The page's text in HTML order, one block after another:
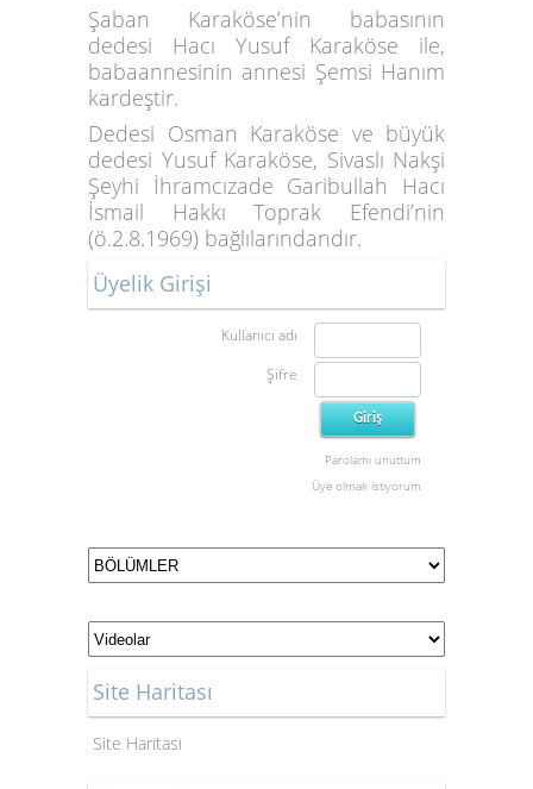
Şaban Karaköse’nin babasının
dedesi Hacı Yusuf Karaköse ile,
babaannesinin annesi Şemsi Hanım
kardeştir.
Dedesi Osman Karaköse ve büyük
dedesi Yusuf Karaköse, Sivaslı Nakşi
Şeyhi İhramcızade Garibullah Hacı
İsmail Hakkı Toprak Efendi’nin
(ö.2.8.1969) bağlılarındandır.
Üyelik Girişi
Kullanıcı adı
Şifre
Parolamı unuttum
Üye olmak istiyorum
Site Haritası
Site Haritası